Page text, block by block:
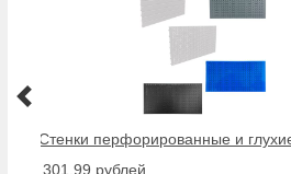
Стенки перфорированные и
от 301.99 рублей